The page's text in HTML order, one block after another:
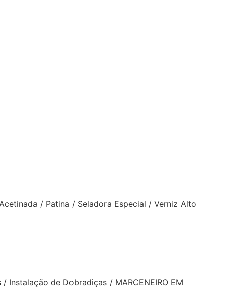
/ Patina / Seladora Especial / Verniz Alto
de Dobradiças / MARCENEIRO EM